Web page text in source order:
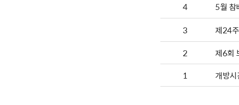
4
5월 참
3
제24
2
제6회
1
개방